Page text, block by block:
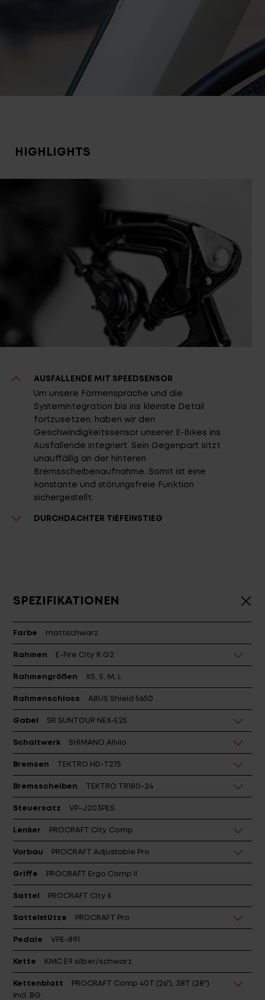
HIGHLIGHTS
AUSFALLENDE MIT SPEEDSENSOR
Um unsere Formensprache und die
Systemintegration bis ins kleinste Detail
fortzusetzen, haben wir den
Geschwindigkeitssensor unserer E-Bikes ins
Ausfallende integriert. Sein Gegenpart sitzt
unauffällig an der hinteren
Bremsscheibenaufnahme. Somit ist eine
konstante und störungsfreie Funktion
sichergestellt.
DURCHDACHTER TIEFEINSTIEG
SPEZIFIKATIONEN
Farbe mattschwarz
Rahmen E-Fire City R G2
Rahmengrößen XS, S, M, L
Rahmenschloss ABUS Shield 5650
Gabel SR SUNTOUR NEX-E25
Schaltwerk SHIMANO Alivio
Bremsen TEKTRO HD-T275
Bremsscheiben TEKTRO TR180-24
Steuersatz VP-J203PES
Lenker PROCRAFT City Comp
Vorbau PROCRAFT Adjustable Pro
Griffe PROCRAFT Ergo Comp II
Sattel PROCRAFT City II
Sattelstütze PROCRAFT Pro
Pedale VPE-891
Kette KMC E9 silber/schwarz
Kettenblatt
PROCRAFT Comp 40T (26"), 38T (28")
incl. BG